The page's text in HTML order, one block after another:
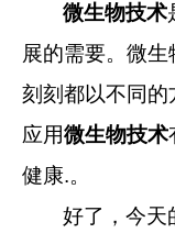
微生物技术
展的需要。微
刻刻都以不同
应用微生物技术
健康.。
好了，今天